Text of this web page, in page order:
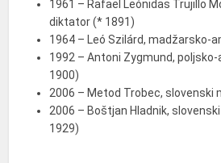
1961 – Rafael Leónidas Trujillo
diktator (* 1891)
1964 – Leó Szilárd, madžarsko-
1992 – Antoni Zygmund,
1900)
2006 – Metod Trobec, slovenski
2006 – Boštjan Hladnik,
1929)